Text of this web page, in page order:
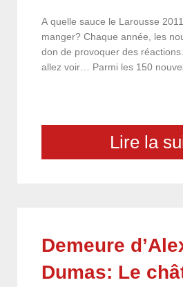
A quelle sauce le Larousse
manger? Chaque année, les
don de provoquer des
allez voir… Parmi les 150
Lire la
Demeure
Dumas: Le